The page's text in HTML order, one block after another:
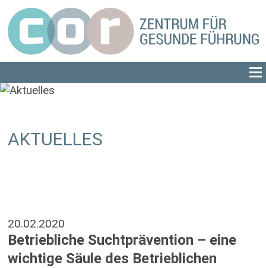
AKTUELLES
20.02.2020
Betriebliche Suchtprävention – eine
wichtige Säule des Betrieblichen